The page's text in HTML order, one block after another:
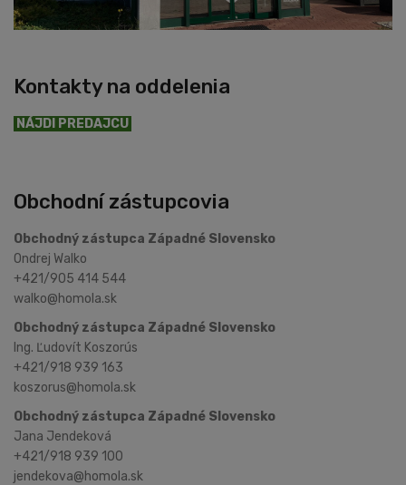
Kontakty na oddelenia
NÁJDI PREDAJCU
Obchodní zástupcovia
Obchodný zástupca Západné Slovensko
Ondrej Walko
+421/905 414 544
walko@homola.sk
Obchodný zástupca Západné Slovensko
Ing. Ľudovít Koszorús
+421/918 939 163
koszorus@homola.sk
Obchodný zástupca Západné Slovensko
Jana Jendeková
+421/918 939 100
jendekova@homola.sk